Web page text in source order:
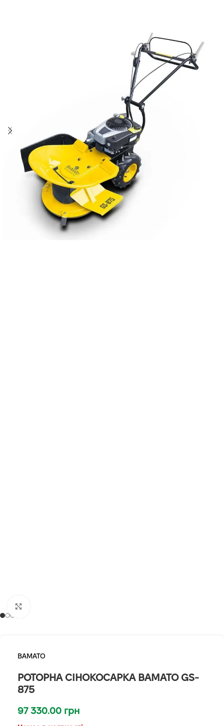
BAMATO
РОТОРНА СІНОКОСАРКА BAMATO GS-
875
97 330.00 грн